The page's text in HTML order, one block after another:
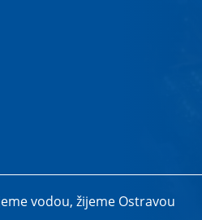
vodou, žijeme Ostravou